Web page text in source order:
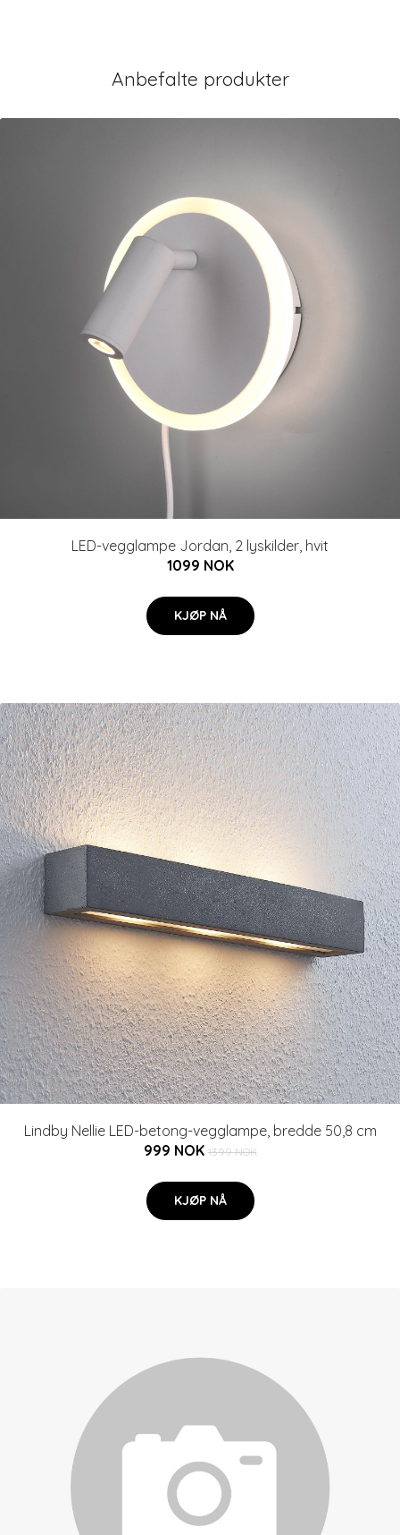
Anbefalte produkter
LED-vegglampe Jordan, 2 lyskilder, hvit
1099 NOK
KJØP NÅ
Lindby Nellie LED-betong-vegglampe, bredde 50,8 cm
999 NOK 1399 NOK
KJØP NÅ